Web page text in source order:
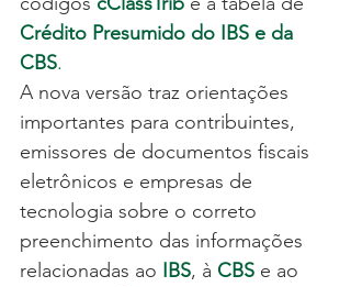
Crédito Presumido do IBS e da
CBS.
A nova versão traz orientações
importantes para contribuintes,
emissores de documentos fiscais
eletrônicos e empresas de
tecnologia sobre o correto
preenchimento das informações
relacionadas ao IBS, à CBS e ao